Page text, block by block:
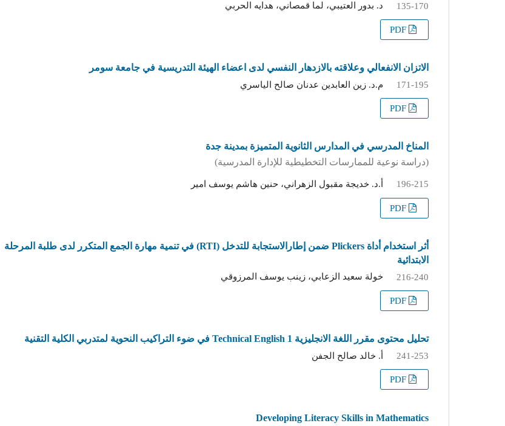
د. بدور العتيبي، لما قمصاني، هدايه الحربي 135-170
الاتزان الانفعالي وعلاقته بالازدهار النفسي لدى اعضاء الهيئة التدريسية في جامعة سومر
م.د. زين العابدين عدنان صالح الياسري 171-195
المناخ المدرسي في المدارس الثانوية المتميزة بمدينة جدة
(دراسة نوعية للممارسات التخطيطية للإدارة المدرسية)
أ.د. خديجة مقبول الزهراني، حنين هاشم يوسف امير 196-215
أثر استخدام أداة Plickers ضمن إطارالاستجابة للتدخل (RTI) في تنمية مهارة الجمع المتكرر لدى طلبة المرحلة
الابتدائية
خولة سعيد الزعابي، زينب يوسف المرزوقي 216-240
تحليل محتوى مقرر اللغة الانجليزية Technical English 1 في ضوء التراكيب النحوية لمتدربي الكلية التقنية
أ. خالد صالح الجفن 241-253
Developing Literacy Skills in Mathematics